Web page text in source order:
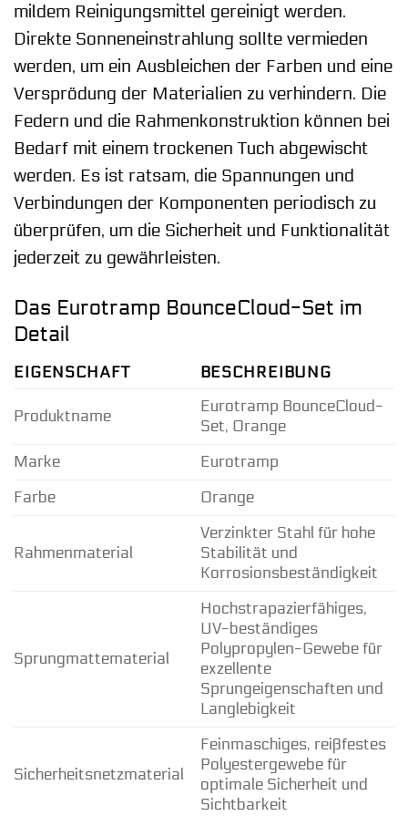
mildem Reinigungsmittel gereinigt werden.
Direkte Sonneneinstrahlung sollte vermieden
werden, um ein Ausbleichen der Farben und eine
Versprödung der Materialien zu verhindern. Die
Federn und die Rahmenkonstruktion können bei
Bedarf mit einem trockenen Tuch abgewischt
werden. Es ist ratsam, die Spannungen und
Verbindungen der Komponenten periodisch zu
überprüfen, um die Sicherheit und Funktionalität
jederzeit zu gewährleisten.
Das Eurotramp BounceCloud-Set im
Detail
EIGENSCHAFT BESCHREIBUNG
Produktname
Eurotramp BounceCloud-
Set, Orange
Marke
Eurotramp
Farbe
Orange
Rahmenmaterial
Verzinkter Stahl für hohe
Stabilität und
Korrosionsbeständigkeit
Sprungmattematerial
Hochstrapazierfähiges,
UV-beständiges
Polypropylen-Gewebe für
exzellente
Sprungeigenschaften und
Langlebigkeit
Sicherheitsnetzmaterial
Feinmaschiges, reißfestes
Polyestergewebe für
optimale Sicherheit und
Sichtbarkeit